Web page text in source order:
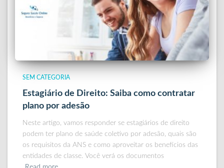
SEM CATEGORIA
Estagiário de Direito: Saiba como contratar
plano por adesão
Neste artigo, vamos responder se estagiários de direito
podem ter plano de saúde coletivo por adesão, quais são
os requisitos da ANS e como aproveitar os benefícios das
entidades de classe. Você verá os documentos